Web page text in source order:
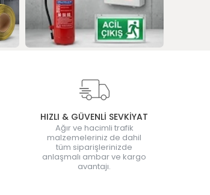
HIZLI & GÜVENLİ SEVKİYAT
Ağır ve hacimli trafik
malzemeleriniz de dahil
tüm siparişlerinizde
anlaşmalı ambar ve kargo
avantajı.